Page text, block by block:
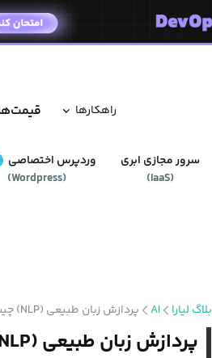
راهکار‌ها
وردپرس‌ اختصاصی
(
Wordpress
)
سرور مجازی ابری
(
IaaS
)
بلاگ لیارا AI پردازش زبان طبیعی (NLP) چیست؟ + کاربردها و مزایا
پردازش زبان طبیعی (NLP) چیست؟ + کاربردها و مزایا